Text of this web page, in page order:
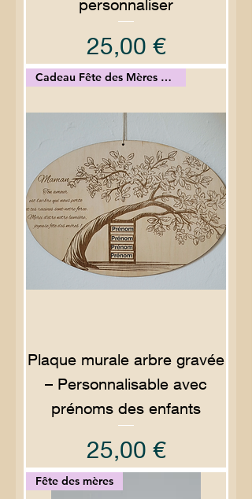
personnaliser
Prix
25,00 €
Cadeau Fête des Mères ou Mamie
Plaque murale arbre gravée
– Personnalisable avec
prénoms des enfants
Prix
25,00 €
Fête des mères